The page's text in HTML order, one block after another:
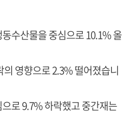
수산물을 중심으로 10.1% 올
영향으로 2.3% 떨어졌습니
로 9.7% 하락했고 중간재는